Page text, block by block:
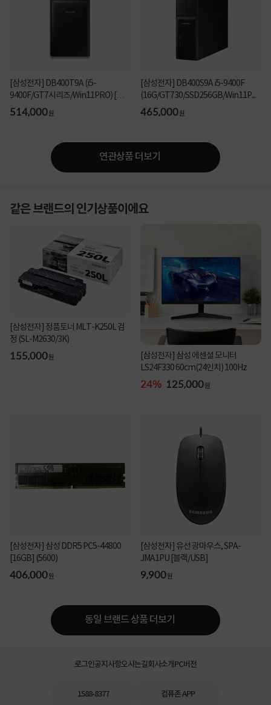
[삼성전자] DB400T9A (i5-
9400F/GT7시리즈/Win11PRO) [중
고...
514,000원
[삼성전자] DB400S9A i5-9400F
(16G/GT730/SSD256GB/Win11P...
465,000원
연관상품 더보기
같은 브랜드의 인기상품이에요
[삼성전자] 정품토너 MLT-K250L 검
정 (SL-M2630/3K)
155,000원
[삼성전자] 삼성 에센셜 모니터
LS24F330 60cm(24인치) 100Hz
24% 125,000원
[삼성전자] 삼성 DDR5 PC5-44800
[16GB] (5600)
406,000원
[삼성전자] 유선 광마우스, SPA-
JMA1PU [블랙/USB]
9,900원
동일 브랜드 상품 더보기
로그인공지사항오시는길회사소개PC버전
1588-8377 컴퓨존 APP